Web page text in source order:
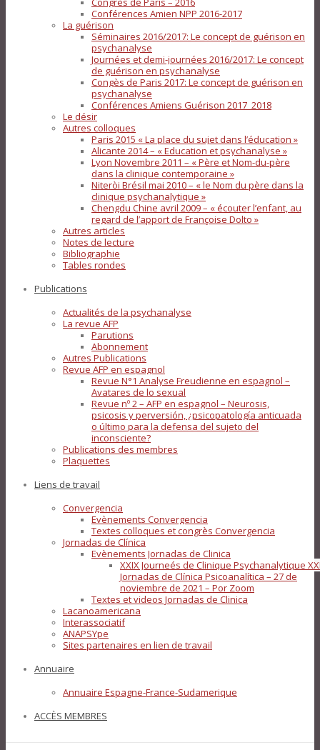
Conférences Amien NPP 2016-2017
La guérison
Séminaires 2016/2017: Le concept de guérison en
psychanalyse
Journées et demi-journées 2016/2017: Le concept
de guérison en psychanalyse
Congès de Paris 2017: Le concept de guérison en
psychanalyse
Conférences Amiens Guérison 2017_2018
Le désir
Autres colloques
Paris 2015 « La place du sujet dans l’éducation »
Alicante 2014 – « Education et psychanalyse »
Lyon Novembre 2011 – « Père et Nom-du-père
dans la clinique contemporaine »
Niteròi Brésil mai 2010 – « le Nom du père dans la
clinique psychanalytique »
Chengdu Chine avril 2009 – « écouter l’enfant, au
regard de l’apport de Françoise Dolto »
Autres articles
Notes de lecture
Bibliographie
Tables rondes
Publications
Actualités de la psychanalyse
La revue AFP
Parutions
Abonnement
Autres Publications
Revue AFP en espagnol
Revue N°1 Analyse Freudienne en espagnol –
Avatares de lo sexual
Revue nº 2 – AFP en espagnol – Neurosis,
psicosis y perversión, ¿psicopatología anticuada
o último para la defensa del sujeto del
inconsciente?
Publications des membres
Plaquettes
Liens de travail
Convergencia
Evènements Convergencia
Textes colloques et congrès Convergencia
Jornadas de Clínica
Evènements Jornadas de Clinica
XXIX Journeés de Clinique Psychanalytique
Jornadas de Clínica Psicoanalítica – 27 de
noviembre de 2021 – Por Zoom
Textes et videos Jornadas de Clinica
Lacanoamericana
Interassociatif
ANAPSYpe
Sites partenaires en lien de travail
Annuaire
Annuaire Espagne-France-Sudamerique
ACCÈS MEMBRES